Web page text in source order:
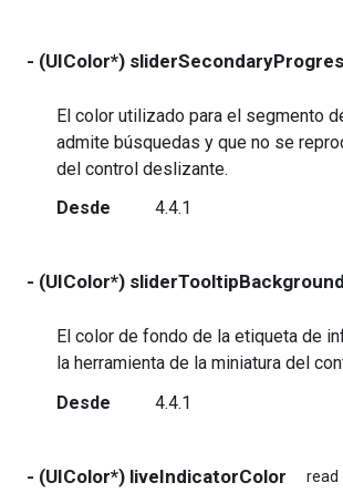
- (UIColor*)
El color utilizado para el segmento
admite búsquedas y que no se
del control deslizante.
Desde
4.4.1
- (UIColor*)
El color de fondo de la etiqueta de
la herramienta de la miniatura del
Desde
4.4.1
- (UIColor*) liveIndicatorColor read